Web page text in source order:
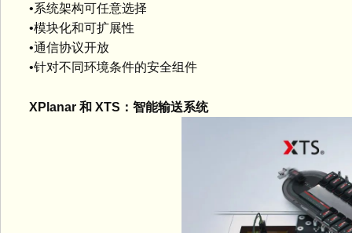
•系统架构可任意选择
•模块化和可扩展性
•通信协议开放
•针对不同环境条件的安全组件
XPlanar 和 XTS：智能输送系统